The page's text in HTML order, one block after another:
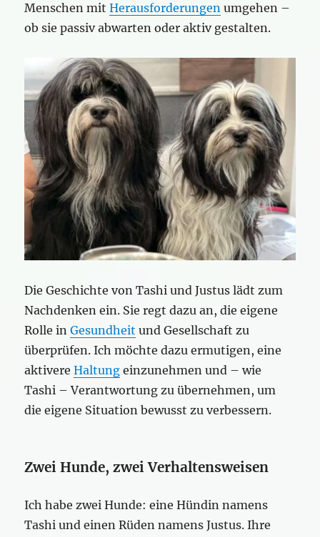
Menschen mitHerausforderungen umgehen –
ob sie passiv abwarten oder aktiv gestalten.
Die Geschichte von Tashi und Justus lädt zum
Nachdenken ein. Sie regt dazu an, die eigene
Rolle inGesundheit und Gesellschaft zu
überprüfen. Ich möchte dazu ermutigen, eine
aktivereHaltung einzunehmen und – wie
Tashi – Verantwortung zu übernehmen, um
die eigene Situation bewusst zu verbessern.
Zwei Hunde, zwei Verhaltensweisen
Ich habe zwei Hunde: eine Hündin namens
Tashi und einen Rüden namens Justus. Ihre